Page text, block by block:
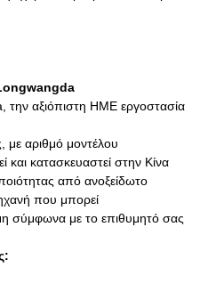
αξιόπιστη HME εργοστασία
με αριθμό μοντέλου
και κατασκευαστεί στην Κίνα
από ανοξείδωτο
που μπορεί
σύμφωνα με το επιθυμητό σας